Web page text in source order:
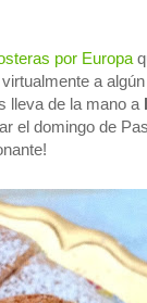
por Europa
a
lleva de la mano a
el domingo de